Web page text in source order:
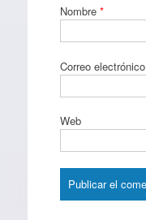
Nombre *
Correo electrónico
Web